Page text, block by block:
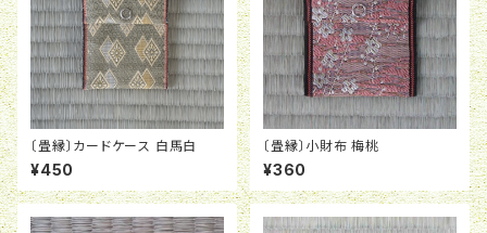
〔畳縁〕カードケース 白馬白
¥450
〔畳縁〕小財布 梅桃
¥360